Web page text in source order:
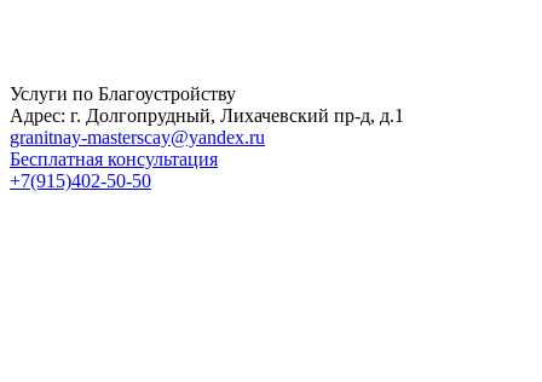
Услуги по Благоустройству
Адрес: г. Долгопрудный, Лихачевский пр-д, д.1
granitnay-masterscay@yandex.ru
Бесплатная консультация
+7(915)402-50-50